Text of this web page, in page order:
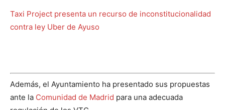
Taxi Project presenta un recurso de inconstitucionalidad
contra ley Uber de Ayuso
Además, el Ayuntamiento ha presentado sus propuestas
ante la Comunidad de Madrid para una adecuada